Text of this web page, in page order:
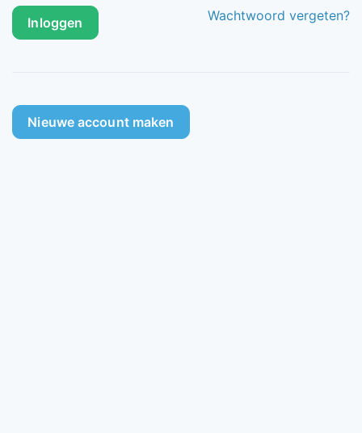
Wachtwoord vergeten?
Inloggen
Nieuwe account maken